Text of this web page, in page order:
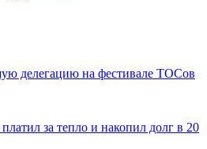
делегацию на фестивале ТОСов
за тепло и накопил долг в 20